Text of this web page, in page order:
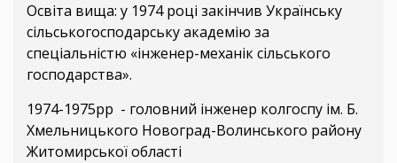
Освіта вища: у 1974 році закінчив Українську
сільськогосподарську академію за
спеціальністю «інженер-механік сільського
господарства».
1974-1975рр - головний інженер колгоспу ім. Б.
Хмельницького Новоград-Волинського району
Житомирської області